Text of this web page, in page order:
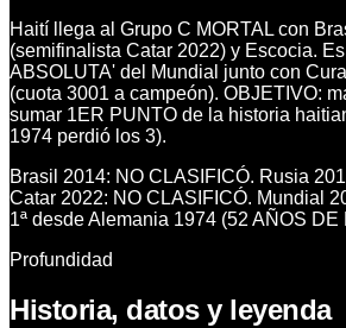
Haití llega al Grupo C MORTAL con
(semifinalista Catar 2022) y Escocia.
ABSOLUTA' del Mundial junto con
(cuota 3001 a campeón). OBJETIVO:
sumar 1ER PUNTO de la historia
1974 perdió los 3).
Brasil 2014: NO CLASIFICÓ. Rusia
Catar 2022: NO CLASIFICÓ. Mundial
1ª desde Alemania 1974 (52 AÑOS DE
Profundidad
Historia, datos y leyenda